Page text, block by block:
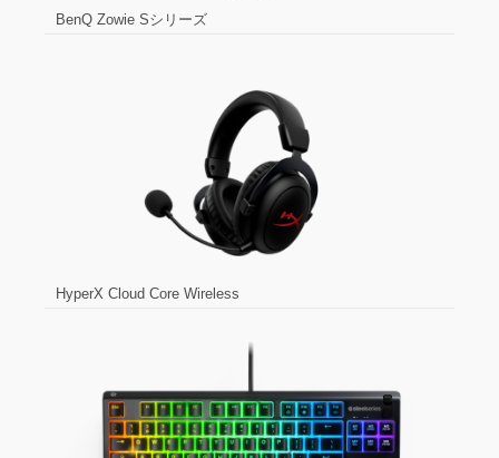
BenQ Zowie Sシリーズ
HyperX Cloud Core Wireless